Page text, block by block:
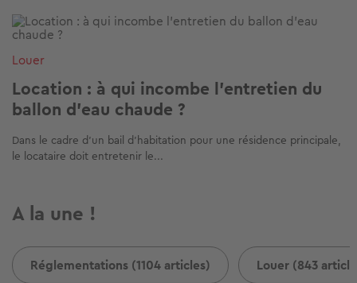
Image
Louer
Location : à qui incombe l’entretien du
ballon d’eau chaude ?
Dans le cadre d’un bail d’habitation pour une résidence principale,
le locataire doit entretenir le...
A la une !
Réglementations (1104 articles) Louer (843